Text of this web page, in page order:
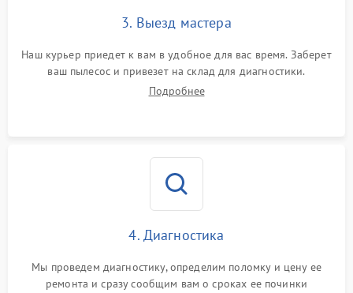
3. Выезд мастера
Наш курьер приедет к вам в удобное для вас время. Заберет
ваш пылесос и привезет на склад для диагностики.
Подробнее
4. Диагностика
Мы проведем диагностику, определим поломку и цену ее
ремонта и сразу сообщим вам о сроках ее починки